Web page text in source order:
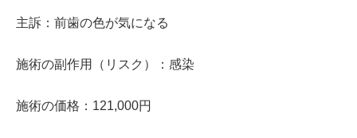
主訴：前歯の色が気になる
施術の副作用（リスク）：感染
施術の価格：121,000円